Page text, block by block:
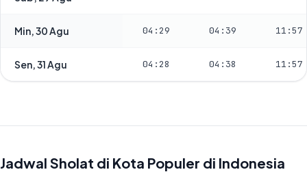
Min, 30 Agu 04:29 04:39 11:57
Sen, 31 Agu 04:28 04:38 11:57
Jadwal Sholat di Kota Populer di Indonesia